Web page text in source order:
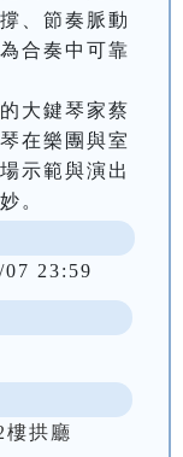
、節奏脈動
合奏中可靠
大鍵琴家蔡
在樂團與室
示範與演出
。
23:59
樓拱廳